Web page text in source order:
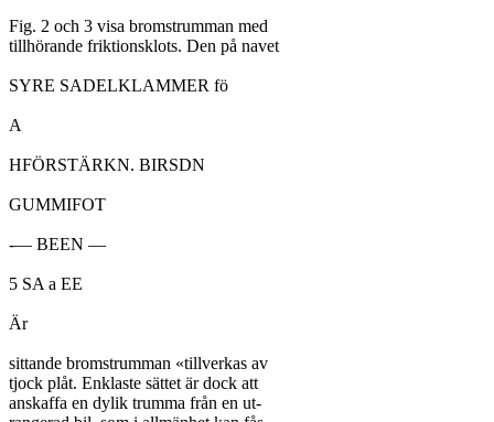
Fig. 2 och 3 visa bromstrumman med
tillhörande friktionsklots. Den på navet
SYRE SADELKLAMMER fö
A
HFÖRSTÄRKN. BIRSDN
GUMMIFOT
-— BEEN —
5 SA a EE
Är
sittande bromstrumman «tillverkas av
tjock plåt. Enklaste sättet är dock att
anskaffa en dylik trumma från en ut-